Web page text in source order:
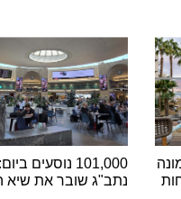
101,000 נוסעים ביום:
נתב"ג שובר את שיא הקיץ